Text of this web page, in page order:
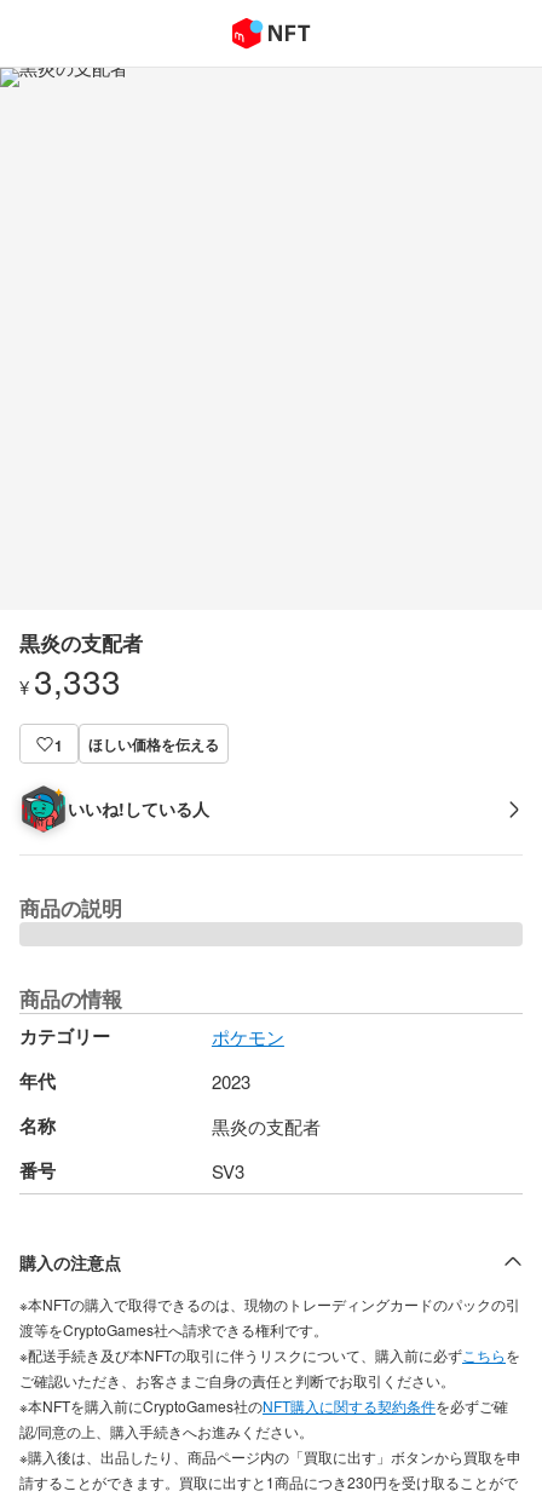
黒炎の支配者
¥ 3,333
1 ほしい価格を伝える
いいね!している人
商品の説明
商品の情報
カテゴリー ポケモン
年代 2023
名称 黒炎の支配者
番号 SV3
購入の注意点
※本NFTの購入で取得できるのは、現物のトレーディングカードのパックの引
渡等をCryptoGames社へ請求できる権利です。
※配送手続き及び本NFTの取引に伴うリスクについて、購入前に必ずこちらを
ご確認いただき、お客さまご自身の責任と判断でお取引ください。
※本NFTを購入前にCryptoGames社のNFT購入に関する契約条件を必ずご確
認/同意の上、購入手続きへお進みください。
※購入後は、出品したり、商品ページ内の「買取に出す」ボタンから買取を申
請することができます。買取に出すと1商品につき230円を受け取ることがで